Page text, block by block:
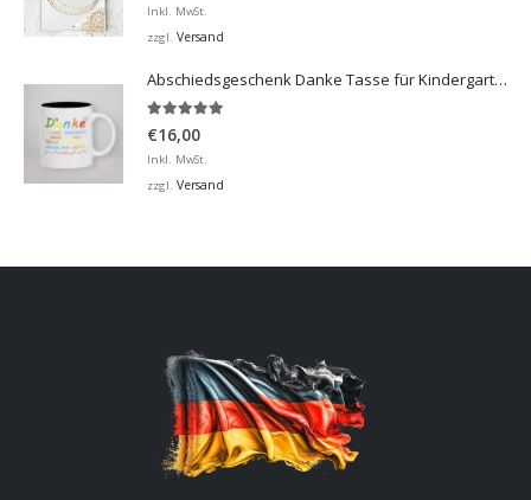
Inkl. MwSt.
zzgl. Versand
Abschiedsgeschenk Danke Tasse für Kindergarten, Hort
5.00von 5
€16,00
Inkl. MwSt.
zzgl. Versand